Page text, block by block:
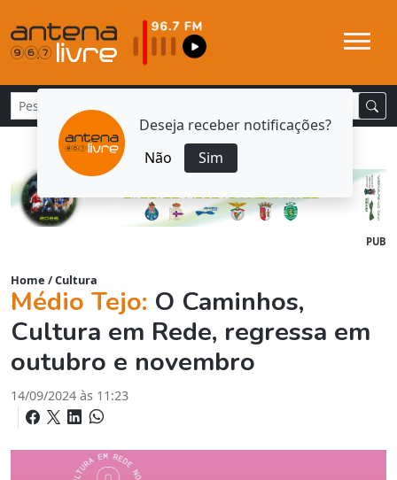
Deseja receber notificações?
Não
Sim
PUB
Home /Cultura
Médio Tejo: O Caminhos,
Cultura em Rede, regressa em
outubro e novembro
14/09/2024 às 11:23